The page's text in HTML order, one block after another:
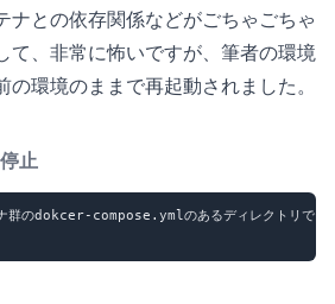
ナとの依存関係などがごちゃごちゃ
て、非常に怖いですが、筆者の環境
環境のままで再起動されました。
止
群のdokcer-compose.ymlのあるディレクトリで